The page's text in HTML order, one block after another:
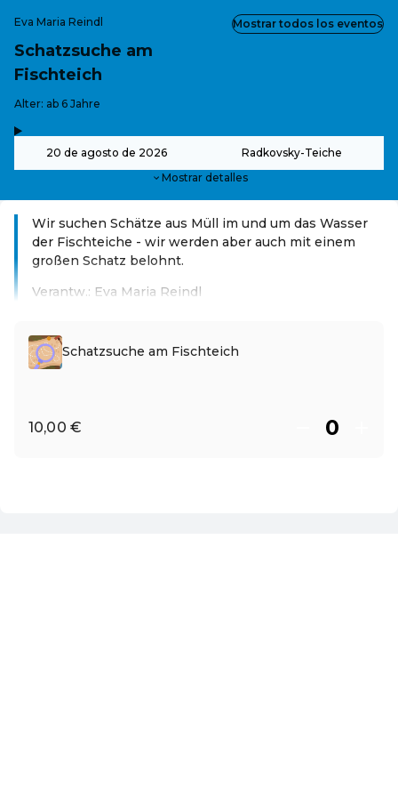
Eva Maria Reindl
Schatzsuche am
Fischteich
-
Alter: ab 6 Jahre
20 de agosto de 2026 Radkovsky-Teiche
Mostrar detalles
Mostrar todos los eventos
Wir suchen Schätze aus Müll im und um das Wasser
der Fischteiche - wir werden aber auch mit einem
großen Schatz belohnt.
Verantw.: Eva Maria Reindl
Schatzsuche am Fischteich
10,00 €